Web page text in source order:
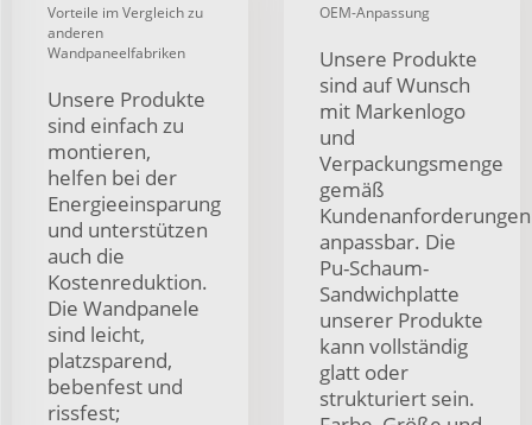
Vorteile im Vergleich zu
anderen
Wandpaneelfabriken
Unsere Produkte
sind einfach zu
montieren,
helfen bei der
Energieeinsparung
und unterstützen
auch die
Kostenreduktion.
Die Wandpanele
sind leicht,
platzsparend,
bebenfest und
rissfest;
OEM-Anpassung
Unsere Produkte
sind auf Wunsch
mit Markenlogo
und
Verpackungsmenge
gemäß
Kundenanforderungen
anpassbar. Die
Pu-Schaum-
Sandwichplatte
unserer Produkte
kann vollständig
glatt oder
strukturiert sein.